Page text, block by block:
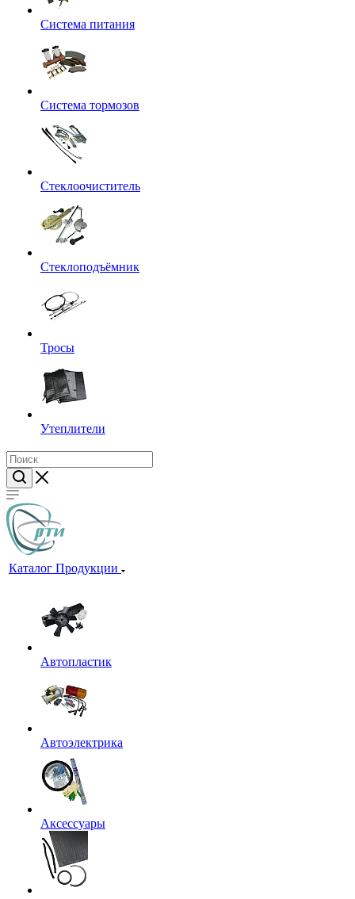
Система питания
Система тормозов
Стеклоочиститель
Стеклоподъёмник
Тросы
Утеплители
Каталог Продукции
Автопластик
Автоэлектрика
Аксессуары